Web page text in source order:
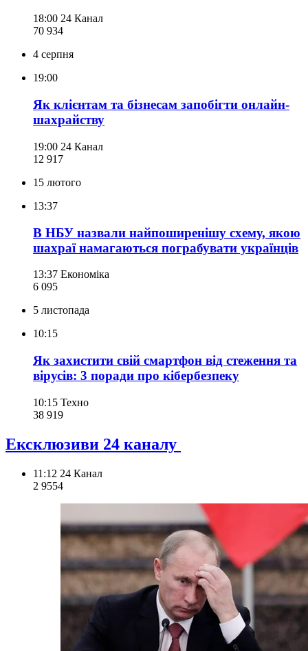
18:00 24 Канал
70 934
4 серпня
19:00
Як клієнтам та бізнесам запобігти онлайн-
шахрайству
19:00 24 Канал
12 917
15 лютого
13:37
В НБУ назвали найпоширенішу схему, якою
шахраї намагаються пограбувати українців
13:37 Економіка
6 095
5 листопада
10:15
Як захистити свій смартфон від стеження та
вірусів: 3 поради про кібербезпеку
10:15 Техно
38 919
Ексклюзиви 24 каналу
11:12 24 Канал
2 9554